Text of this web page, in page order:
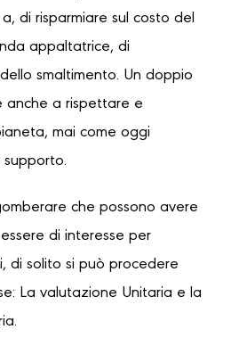
di risparmiare sul costo del
appaltatrice, di
smaltimento. Un doppio
anche a rispettare e
mai come oggi
che possono avere
di interesse per
di solito si può procedere
La valutazione Unitaria e la